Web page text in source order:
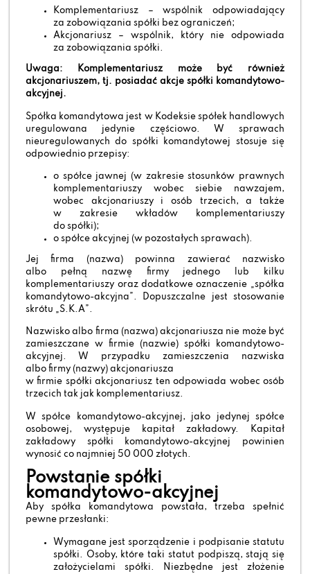
Komplementariusz – wspólnik odpowiadający
za zobowiązania spółki bez ograniczeń;
Akcjonariusz – wspólnik, który nie odpowiada
za zobowiązania spółki.
Uwaga: Komplementariusz może być również
akcjonariuszem, tj. posiadać akcje spółki komandytowo-
akcyjnej.
Spółka komandytowa jest w Kodeksie spółek handlowych
uregulowana jedynie częściowo. W sprawach
nieuregulowanych do spółki komandytowej stosuje się
odpowiednio przepisy:
o spółce jawnej (w zakresie stosunków prawnych
komplementariuszy wobec siebie nawzajem,
wobec akcjonariuszy i osób trzecich, a także
w zakresie wkładów komplementariuszy
do spółki);
o spółce akcyjnej (w pozostałych sprawach).
Jej firma (nazwa) powinna zawierać nazwisko
albo pełną nazwę firmy jednego lub kilku
komplementariuszy oraz dodatkowe oznaczenie „spółka
komandytowo-akcyjna”. Dopuszczalne jest stosowanie
skrótu „S.K.A”.
Nazwisko albo firma (nazwa) akcjonariusza nie może być
zamieszczane w firmie (nazwie) spółki komandytowo-
akcyjnej. W przypadku zamieszczenia nazwiska
albo firmy (nazwy) akcjonariusza
w firmie spółki akcjonariusz ten odpowiada wobec osób
trzecich tak jak komplementariusz.
W spółce komandytowo-akcyjnej, jako jedynej spółce
osobowej, występuje kapitał zakładowy. Kapitał
zakładowy spółki komandytowo-akcyjnej powinien
wynosić co najmniej 50 000 złotych.
Powstanie spółki
komandytowo-akcyjnej
Aby spółka komandytowa powstała, trzeba spełnić
pewne przesłanki:
Wymagane jest sporządzenie i podpisanie statutu
spółki. Osoby, które taki statut podpiszą, stają się
założycielami spółki. Niezbędne jest złożenie